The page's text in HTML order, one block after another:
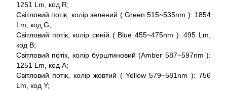
1251 Lm, код R;
Світловий потік, колір зелений ( Green 515~535nm ): 1854
Lm, код G;
Світловий потік, колір синій ( Blue 455~475nm ): 495 Lm,
код B;
Світловий потік, колір бурштиновий (Amber 587~597nm ):
1251 Lm, код A;
Світловий потік, колір жовтий ( Yellow 579~581nm ): 756
Lm, код Y;